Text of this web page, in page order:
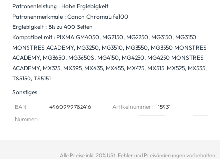
Patronenleistung : Hohe Ergiebigkeit
Patronenmerkmale : Canon ChromaLife100
Ergiebigkeit : Bis zu 400 Seiten
Kompatibel mit : PIXMA GM4050, MG2150, MG2250, MG3150, MG3150
MONSTRES ACADEMY, MG3250, MG3510, MG3550, MG3550 MONSTRES
ACADEMY, MG3650, MG3650S, MG4150, MG4250, MG4250 MONSTRES
ACADEMY, MX375, MX395, MX435, MX455, MX475, MX515, MX525, MX535,
TS5150, TS5151
Sonstiges
EAN
Nummer:
4960999782416 Artikelnummer: 15931
Alle Preise inkl. 20% USt. Fehler und Preisänderungen vorbehalten